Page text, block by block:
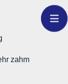
zahm